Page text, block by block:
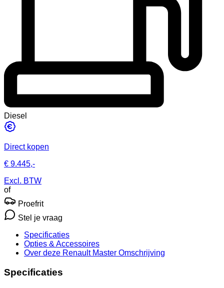
Diesel
Direct kopen
€ 9.445,-
Excl. BTW
of
Proefrit
Stel je vraag
Specificaties
Opties & Accessoires
Over deze Renault Master Omschrijving
Specificaties